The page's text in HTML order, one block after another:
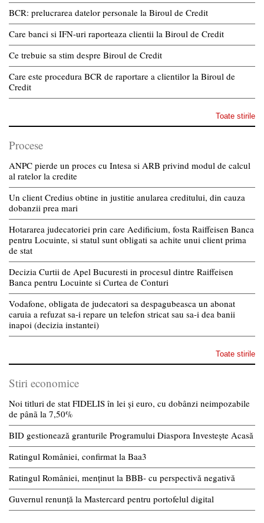
BCR: prelucrarea datelor personale la Biroul de Credit
Care banci si IFN-uri raporteaza clientii la Biroul de Credit
Ce trebuie sa stim despre Biroul de Credit
Care este procedura BCR de raportare a clientilor la Biroul de
Credit
Toate stirile
Procese
ANPC pierde un proces cu Intesa si ARB privind modul de calcul
al ratelor la credite
Un client Credius obtine in justitie anularea creditului, din cauza
dobanzii prea mari
Hotararea judecatoriei prin care Aedificium, fosta Raiffeisen Banca
pentru Locuinte, si statul sunt obligati sa achite unui client prima
de stat
Decizia Curtii de Apel Bucuresti in procesul dintre Raiffeisen
Banca pentru Locuinte si Curtea de Conturi
Vodafone, obligata de judecatori sa despagubeasca un abonat
caruia a refuzat sa-i repare un telefon stricat sau sa-i dea banii
inapoi (decizia instantei)
Toate stirile
Stiri economice
Noi titluri de stat FIDELIS în lei și euro, cu dobânzi neimpozabile
de pânã la 7,50%
BID gestionează granturile Programului Diaspora Investește Acasă
Ratingul României, confirmat la Baa3
Ratingul României, menținut la BBB- cu perspectivă negativă
Guvernul renunță la Mastercard pentru portofelul digital